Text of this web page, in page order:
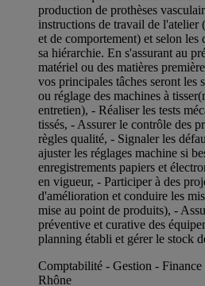
production de prothèses
instructions de travail de l'atelier
et de comportement) et selon les
sa hiérarchie. En s'assurant au
matériel ou des matières
vos principales tâches seront les
ou réglage des machines à
entretien), - Réaliser les tests
tissés, - Assurer le contrôle des
règles qualité, - Signaler les
ajuster les réglages machine si
enregistrements papiers et
en vigueur, - Participer à des
d'amélioration et conduire les
mise au point de produits), -
préventive et curative des
planning établi et gérer le stock
Comptabilité - Gestion -
Rhône